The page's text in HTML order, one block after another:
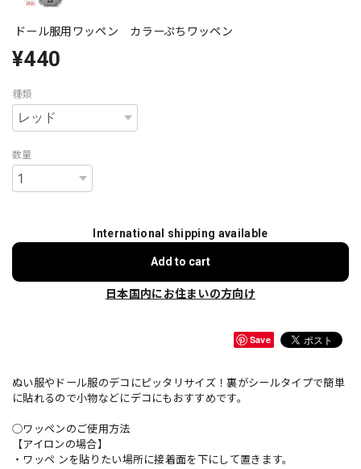
ドール服用ワッペン カラーぷちワッペン
¥440
種類
数量
International shipping available
Add to cart
日本国内にお住まいの方向け
Save
ぬい服やドール服のデコにピッタリサイズ！裏がシールタイプで簡単
に貼れるので小物などにデコにもおすすめです。
◯ワッペンのご使用方法
【アイロンの場合】
・ワッペ ンを貼りたい場所に接着面を下にして置きます。